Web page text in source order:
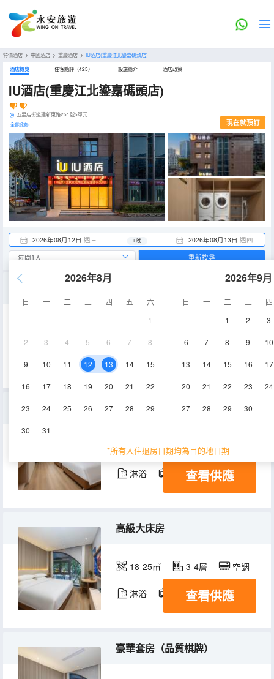
特價酒店 > 中國酒店 > 重慶酒店 > IU酒店(重慶江北鎏嘉碼頭店)
酒店概览 住客點評（425） 設施簡介 酒店政策
IU酒店(重慶江北鎏嘉碼頭店)
五里店街道建新東路251號5單元
全部設施> 現在就預訂
2026年08月12日 週三 2026年08月13日 週四
1 晚
2026年8月
日 一 二 三 四 五
六
1
2 3 4 5 6 7 8
9 10 11 12 13 14 15
16 17 18 19 20 21 22
23 24 25 26 27 28 29
30 31
2026年9月
日 一 二 三
四
1
2 3
6 7 8 9 10
13 14 15 16 17
20 21 22 23 24
27 28 29 30
*所有入住退房日期均為目的地日期
重新搜尋
18-25㎡ 空調
豪華雙床房
20-30㎡ 3-4層
淋浴 電視機
查看供應
高級大床房
18-25㎡ 3-4層 空調
淋浴 電視機
查看供應
豪華套房（品質棋牌）